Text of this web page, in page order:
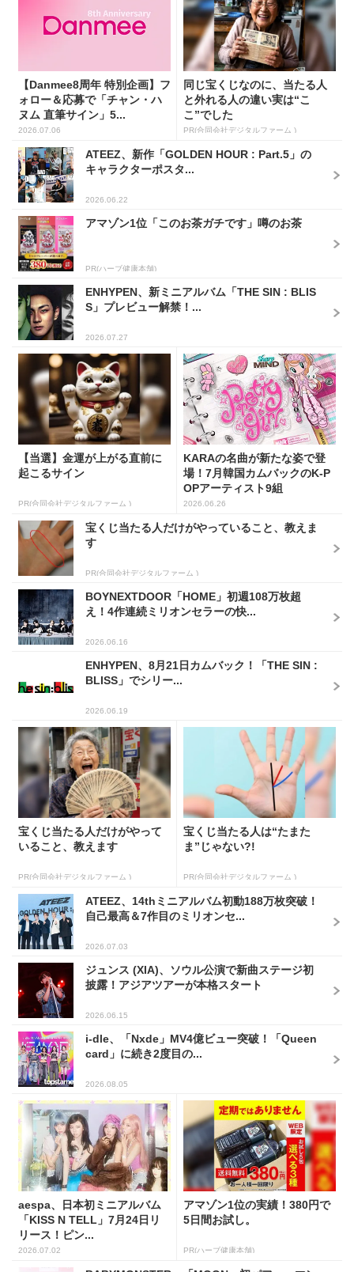
【Danmee8周年 特別企画】フ
ォロー＆応募で「チャン・ハ
ヌム 直筆サイン」5...
2026.07.06
同じ宝くじなのに、当たる人
と外れる人の違い実は“こ
こ”でした
PR(合同会社デジタルファーム )
ATEEZ、新作「GOLDEN HOUR : Part.5」の
キャラクターポスタ...
2026.06.22
アマゾン1位「このお茶ガチです」噂のお茶
PR(ハーブ健康本舗)
ENHYPEN、新ミニアルバム「THE SIN : BLIS
S」プレビュー解禁！...
2026.07.27
【当選】金運が上がる直前に
起こるサイン
PR(合同会社デジタルファーム )
KARAの名曲が新たな姿で登
場！7月韓国カムバックのK-P
OPアーティスト9組
2026.06.26
宝くじ当たる人だけがやっていること、教えま
す
PR(合同会社デジタルファーム )
BOYNEXTDOOR「HOME」初週108万枚超
え！4作連続ミリオンセラーの快...
2026.06.16
ENHYPEN、8月21日カムバック！「THE SIN :
BLISS」でシリー...
2026.06.19
宝くじ当たる人だけがやって
いること、教えます
PR(合同会社デジタルファーム )
宝くじ当たる人は“たまた
ま”じゃない?!
PR(合同会社デジタルファーム )
ATEEZ、14thミニアルバム初動188万枚突破！
自己最高＆7作目のミリオンセ...
2026.07.03
ジュンス (XIA)、ソウル公演で新曲ステージ初
披露！アジアツアーが本格スタート
2026.06.15
i-dle、「Nxde」MV4億ビュー突破！「Queen
card」に続き2度目の...
2026.08.05
aespa、日本初ミニアルバム
「KISS N TELL」7月24日リ
リース！ピン...
2026.07.02
アマゾン1位の実績！380円で
5日間お試し。
PR(ハーブ健康本舗)